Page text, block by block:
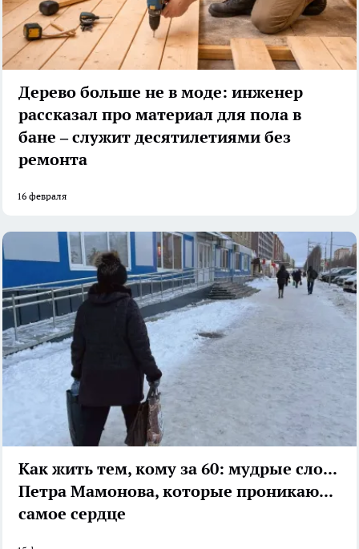
Дерево больше не в моде: инженер
рассказал про материал для пола в
бане – служит десятилетиями без
ремонта
16 февраля
Как жить тем, кому за 60: мудрые слова
Петра Мамонова, которые проникают в
самое сердце